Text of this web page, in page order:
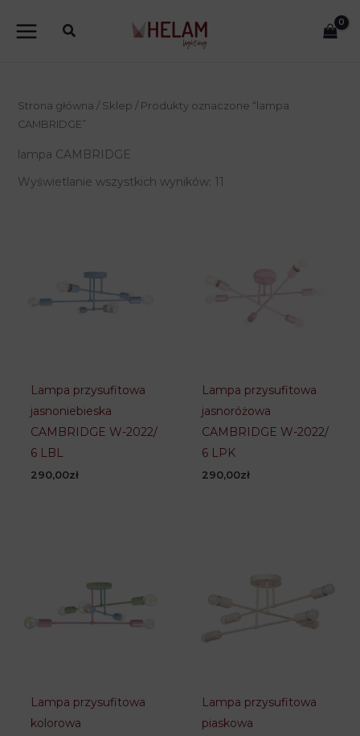
Strona główna / Sklep / Produkty oznaczone “lampa
CAMBRIDGE”
lampa CAMBRIDGE
Wyświetlanie wszystkich wyników: 11
Lampa przysufitowa
jasnoniebieska
CAMBRIDGE W-2022/
6 LBL
290,00zł
Lampa przysufitowa
jasnoróżowa
CAMBRIDGE W-2022/
6 LPK
290,00zł
Lampa przysufitowa
kolorowa
Lampa przysufitowa
piaskowa